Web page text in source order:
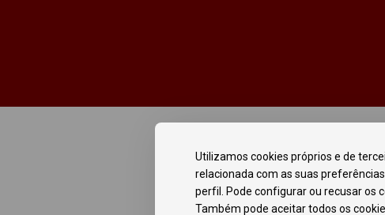
Utilizamos cookies próprios e de
relacionada com as suas
perfil. Pode configurar ou recusar os
Também pode aceitar todos os